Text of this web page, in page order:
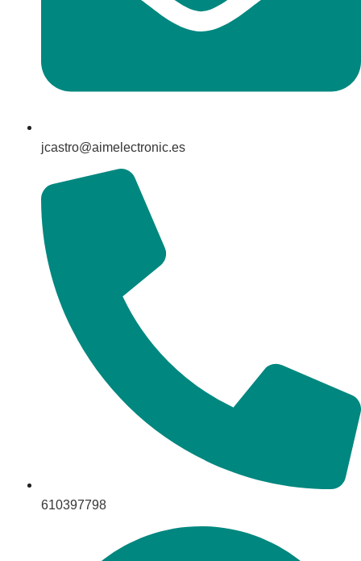
jcastro@aimelectronic.es
610397798